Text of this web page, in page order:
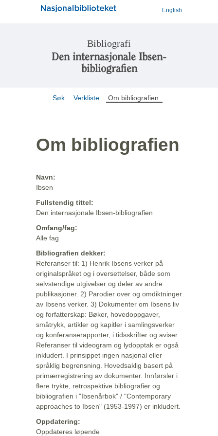
English
Bibliografi
Den internasjonale Ibsen-
bibliografien
Søk Verkliste Om bibliografien
Om bibliografien
Navn:
Ibsen
Fullstendig tittel:
Den internasjonale Ibsen-bibliografien
Omfang/fag:
Alle fag
Bibliografien dekker:
Referanser til: 1) Henrik Ibsens verker på
originalspråket og i oversettelser, både som
selvstendige utgivelser og deler av andre
publikasjoner. 2) Parodier over og omdiktninger
av Ibsens verker. 3) Dokumenter om Ibsens liv
og forfatterskap: Bøker, hovedoppgaver,
småtrykk, artikler og kapitler i samlingsverker
og konferanserapporter, i tidsskrifter og aviser.
Referanser til videogram og lydopptak er også
inkludert. I prinsippet ingen nasjonal eller
språklig begrensning. Hovedsaklig basert på
primærregistrering av dokumenter. Innførsler i
flere trykte, retrospektive bibliografier og
bibliografien i "Ibsenårbok" / "Contemporary
approaches to Ibsen" (1953-1997) er inkludert.
Oppdatering:
Oppdateres løpende